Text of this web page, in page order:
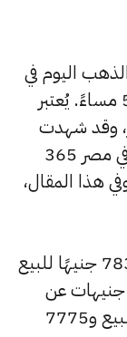
اليوم في
مصر ليوم السبت 16 مايو الساعة 5:00 مساءً. يُعتبر
وقد شهدت
أسعار الذهب تغيرات كثيرة، لذلك قمنا في مصر 365
هذا المقال،
سجل سعر عيار 24 ارتفاعًا ليصل إلى 7830 جنيهًا للبيع
و7785 جنيهًا للشراء، مرتفعًا بقيمة 10 جنيهات عن
السعر السابق الذي كان 7825 جنيهًا للبيع و7775